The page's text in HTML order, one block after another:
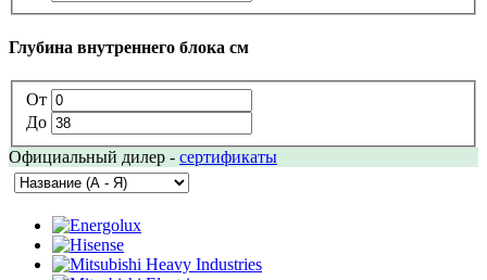
Глубина внутреннего блока см
От
До
Официальный дилер - сертификаты